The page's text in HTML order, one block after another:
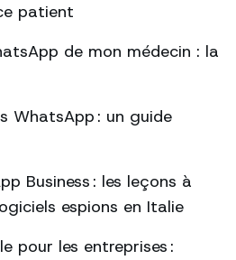
patient
de mon médecin : la
WhatsApp : un guide
Business : les leçons à
espions en Italie
pour les entreprises :